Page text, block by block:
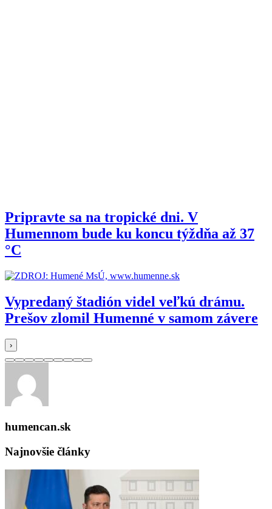
Pripravte sa na tropické dni. V
Humennom bude ku koncu týždňa až 37
°C
Vypredaný štadión videl veľkú drámu.
Prešov zlomil Humenné v samom závere
›
humencan.sk
Najnovšie články